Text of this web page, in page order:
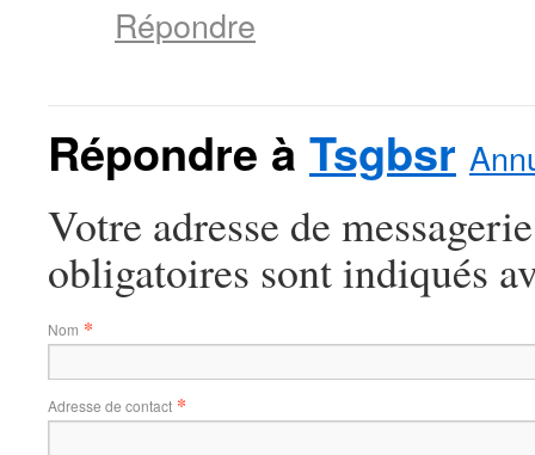
Répondre
Répondre à Tsgbsr
Votre adresse de
obligatoires sont indiqués
Nom *
Adresse de contact *